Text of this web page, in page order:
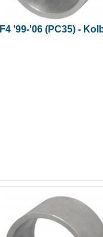
'99-'06 (PC35) -